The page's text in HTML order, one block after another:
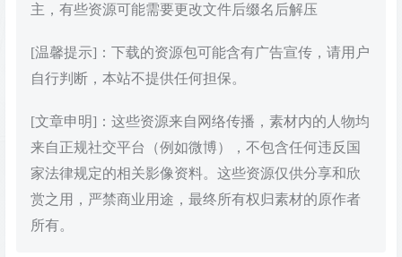
主，有些资源可能需要更改文件后缀名后解压
[温馨提示]：下载的资源包可能含有广告宣传，请用户
自行判断，本站不提供任何担保。
[文章申明]：这些资源来自网络传播，素材内的人物均
来自正规社交平台（例如微博），不包含任何违反国
家法律规定的相关影像资料。这些资源仅供分享和欣
赏之用，严禁商业用途，最终所有权归素材的原作者
所有。